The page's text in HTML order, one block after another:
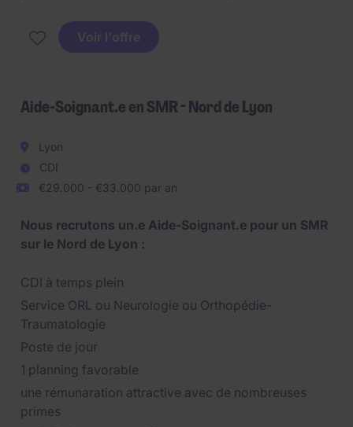
Voir l'offre
Aide-Soignant.e en SMR - Nord de Lyon
Lyon
CDI
€29.000 - €33.000 par an
Nous recrutons un.e Aide-Soignant.e pour un SMR
sur le Nord de Lyon :
CDI à temps plein
Service ORL ou Neurologie ou Orthopédie-
Traumatologie
Poste de jour
1 planning favorable
une rémunaration attractive avec de nombreuses
primes